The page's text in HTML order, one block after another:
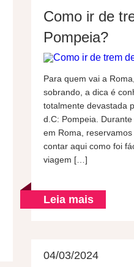
Como ir de
Pompeia?
Para quem vai a
sobrando, a dica é
totalmente devastada
d.C: Pompeia.
em Roma,
contar aqui como foi
viagem […]
Leia mais
04/03/2024